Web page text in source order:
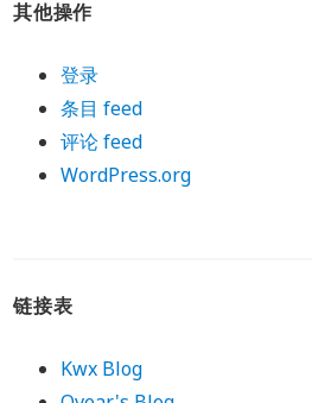
其他操作
登录
条目 feed
评论 feed
WordPress.org
链接表
Kwx Blog